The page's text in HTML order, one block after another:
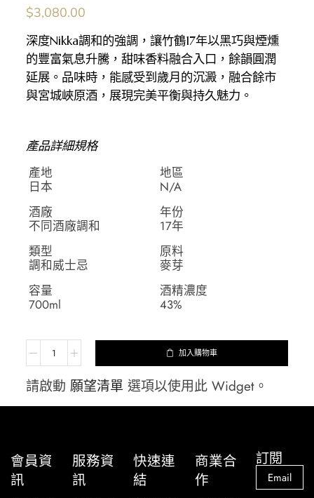
$3,080.00
深度Nikka調和的強調，讓竹鶴17年以黑巧與煙燻
的豐富氣息升騰，甜味香料融合入口，餘韻圓潤
延展。品味時，能感受到歲月的沉澱，融合餘市
與宮城峽原酒，展現完美平衡與持久魅力。
產品詳細規格
產地
日本
地區
N/A
酒廠
不同酒廠調和
年份
17年
類型
調和威士忌
原料
麥芽
容量
700ml
酒精濃度
43%
加入購物車
請啟動願望清單 選項以使用此 Widget。
會員資
訊
服務資
訊
快速連
結
商業合
作
訂閱